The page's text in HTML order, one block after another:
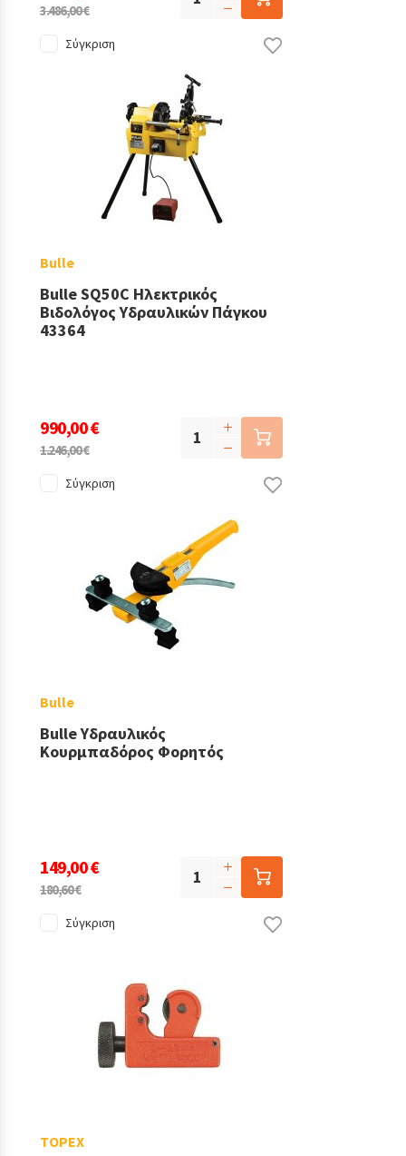
3.486,00 €
Σύγκριση
Bulle
Bulle SQ50C Ηλεκτρικός
Βιδολόγος Υδραυλικών Πάγκου
43364
990,00 €
1.246,00 €
Σύγκριση
Bulle
Bulle Υδραυλικός
Κουρμπαδόρος Φορητός
149,00 €
180,60 €
Σύγκριση
TOPEX